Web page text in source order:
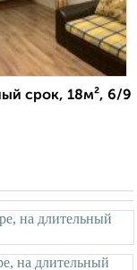
срок, 18м², 6/9